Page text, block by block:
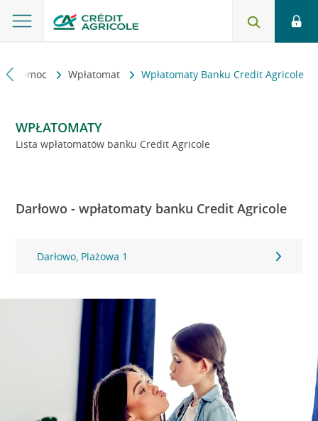
i pomoc Wpłatomat Wpłatomaty Banku Credit Agricole
WPŁATOMATY
Lista wpłatomatów banku Credit Agricole
Darłowo - wpłatomaty banku Credit Agricole
Darłowo, Plażowa 1